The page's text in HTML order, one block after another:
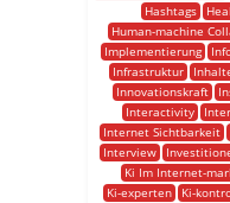
Hashtags
Human-machine
Implementierung
Infrastruktur
Innovationskraft
Interactivity
Internet Sichtbarkeit
Interview
Ki Im Internet-
Ki-experten
Ki-